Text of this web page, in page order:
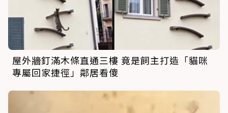
屋外牆釘滿木條直通三樓 竟是飼主打造「貓咪
專屬回家捷徑」鄰居看傻